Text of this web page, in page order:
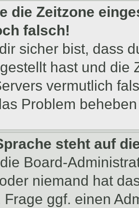
die Zeitzone
falsch!
sicher bist, dass
hast und die
vermutlich
Problem
steht auf
Board-
niemand hat
Frage ggf. einen